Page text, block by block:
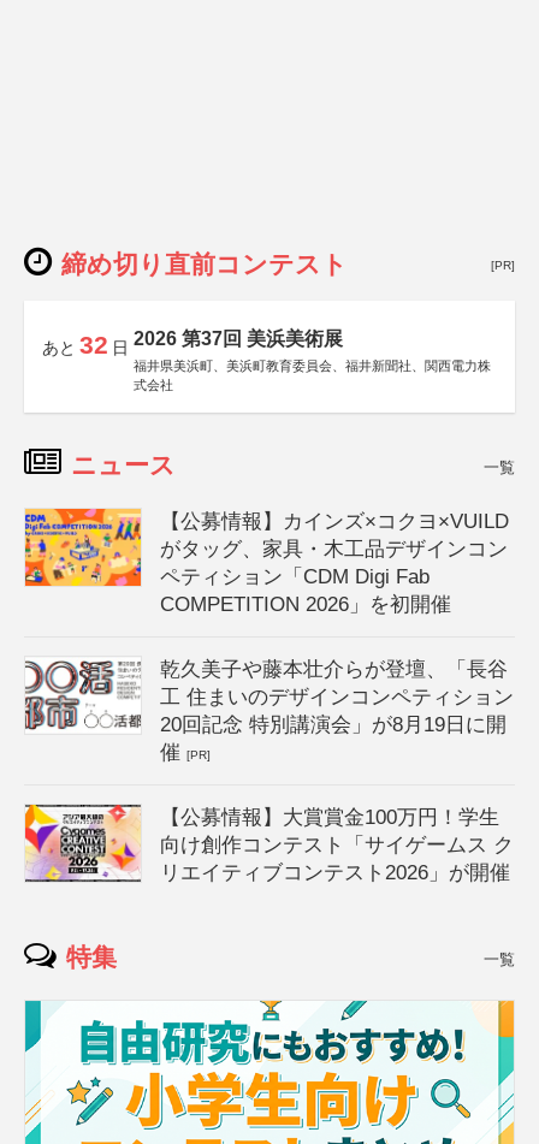
締め切り直前コンテスト [PR]
あと 32 日 2026 第37回 美浜美術展
福井県美浜町、美浜町教育委員会、福井新聞社、関西電力株
式会社
ニュース 一覧
【公募情報】カインズ×コクヨ×VUILD
がタッグ、家具・木工品デザインコン
ペティション「CDM Digi Fab
COMPETITION 2026」を初開催
乾久美子や藤本壮介らが登壇、「長谷
工 住まいのデザインコンペティション
20回記念 特別講演会」が8月19日に開
催[PR]
【公募情報】大賞賞金100万円！学生
向け創作コンテスト「サイゲームス ク
リエイティブコンテスト2026」が開催
特集 一覧